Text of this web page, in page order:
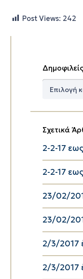
Post Views: 242
Δημοφιλείς
Σχετικά
2-2-17
2-2-17
23/02/
23/02/
2/3/2017
2/3/2017